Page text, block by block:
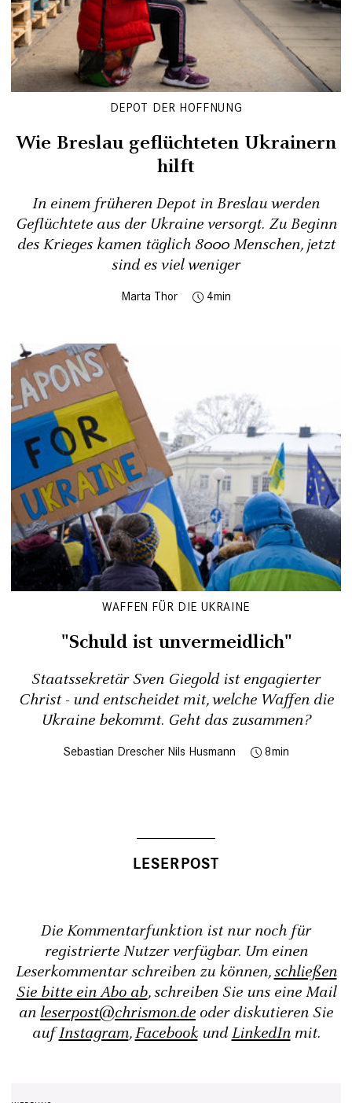
DEPOT DER HOFFNUNG
Wie Breslau geflüchteten Ukrainern
hilft
In einem früheren Depot in Breslau werden
Geflüchtete aus der Ukraine versorgt. Zu Beginn
des Krieges kamen täglich 8000 Menschen, jetzt
sind es viel weniger
Marta Thor 4
WAFFEN FÜR DIE UKRAINE
"Schuld ist unvermeidlich"
Staatssekretär Sven Giegold ist engagierter
Christ - und entscheidet mit, welche Waffen die
Ukraine bekommt. Geht das zusammen?
Sebastian Drescher Nils Husmann 8
Die Kommentarfunktion ist nur noch für
registrierte Nutzer verfügbar. Um einen
Leserkommentar schreiben zu können,schließen
Sie bitte ein Abo ab, schreiben Sie uns eine Mail
an leserpost@chrismon.de oder diskutieren Sie
aufInstagram,FacebookundLinkedInmit.